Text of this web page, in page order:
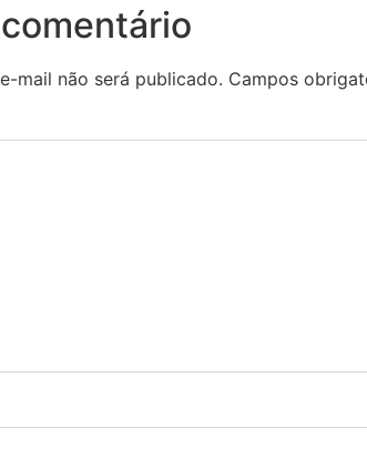
mail não será publicado. Campos